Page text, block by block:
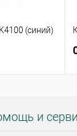
(синий)
и